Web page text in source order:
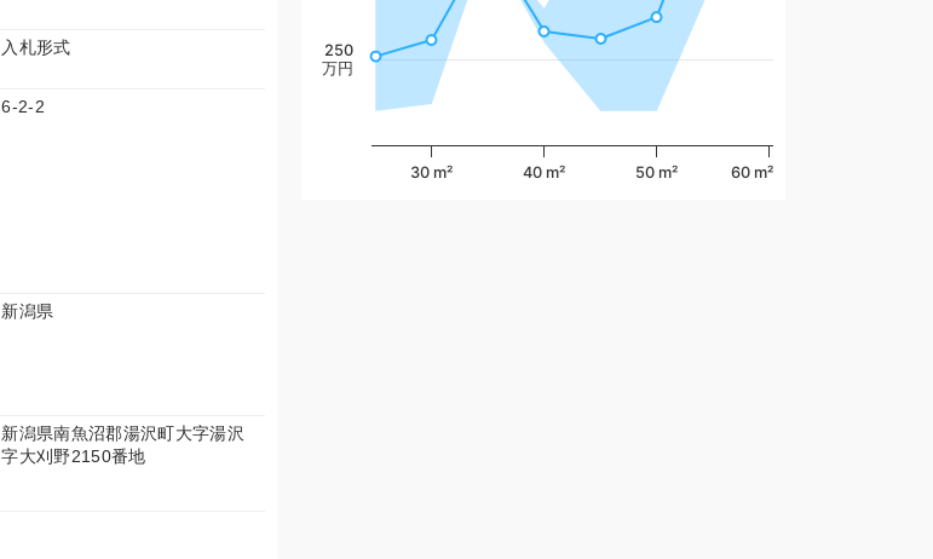
入札形式
6-2-2
新潟県
新潟県南魚沼郡湯沢町大字湯沢
字大刈野2150番地
30 m² 40 m² 50 m² 60 m²
250
万円